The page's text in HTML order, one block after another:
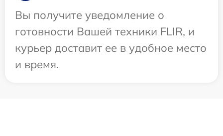
Вы получите уведомление о
готовности Вашей техники FLIR, и
курьер доставит ее в удобное место
и время.